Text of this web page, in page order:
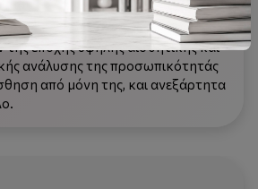
Είναι, τέλος, μία
των πολιτικών ηγετών των
εποχής υψηλής αισθητικής και
ανάλυσης της προσωπικότητάς
από μόνη της, και ανεξάρτητα